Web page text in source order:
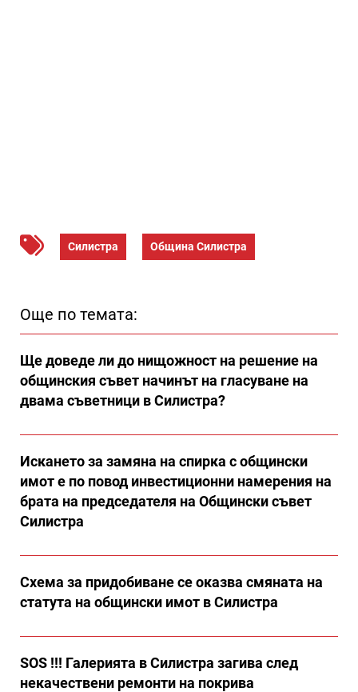
Силистра Община Силистра
Още по темата:
Ще доведе ли до нищожност на решение на
общинския съвет начинът на гласуване на
двама съветници в Силистра?
Искането за замяна на спирка с общински
имот е по повод инвестиционни намерения на
брата на председателя на Общински съвет
Силистра
Схема за придобиване се оказва смяната на
статута на общински имот в Силистра
SOS !!! Галерията в Силистра загива след
некачествени ремонти на покрива